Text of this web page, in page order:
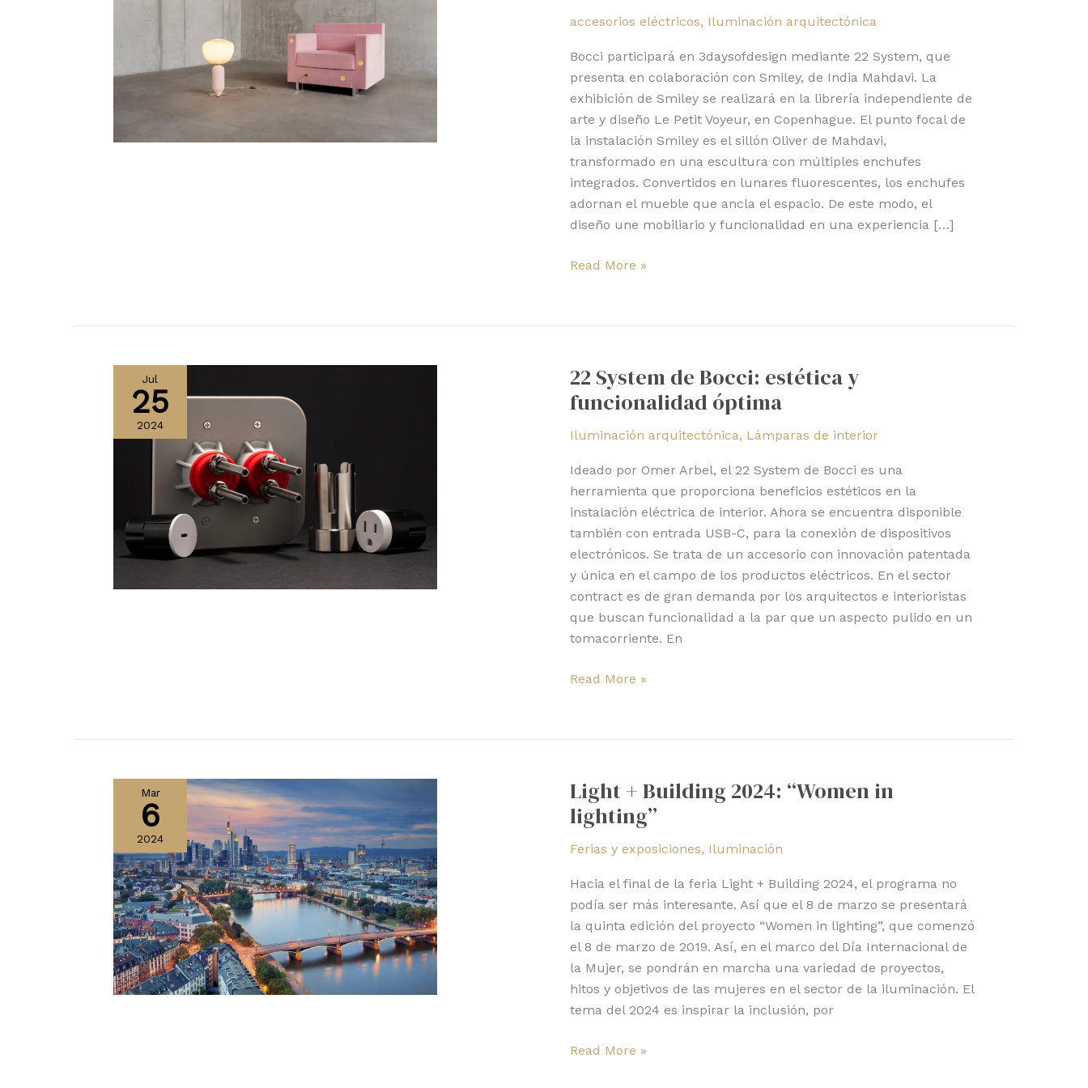
accesorios eléctricos, Iluminación arquitectónica
Bocci participará en 3daysofdesign mediante 22 System, que
presenta en colaboración con Smiley, de India Mahdavi. La
exhibición de Smiley se realizará en la librería independiente de
arte y diseño Le Petit Voyeur, en Copenhague. El punto focal de
la instalación Smiley es el sillón Oliver de Mahdavi,
transformado en una escultura con múltiples enchufes
integrados. Convertidos en lunares fluorescentes, los enchufes
adornan el mueble que ancla el espacio. De este modo, el
diseño une mobiliario y funcionalidad en una experiencia […]
3daysofdesign
Smiley
de
India
Mahdavi
Read More »
Jul
25
2024
22 System de Bocci: estética y
funcionalidad óptima
Iluminación arquitectónica, Lámparas de interior
Ideado por Omer Arbel, el 22 System de Bocci es una
herramienta que proporciona beneficios estéticos en la
instalación eléctrica de interior. Ahora se encuentra disponible
también con entrada USB-C, para la conexión de dispositivos
electrónicos. Se trata de un accesorio con innovación patentada
y única en el campo de los productos eléctricos. En el sector
contract es de gran demanda por los arquitectos e interioristas
que buscan funcionalidad a la par que un aspecto pulido en un
tomacorriente. En
de
Bocci:
y
funcionalidad
óptima
Read More »
Mar
6
2024
Light + Building 2024: “Women in
lighting”
Ferias y exposiciones, Iluminación
Hacia el final de la feria Light + Building 2024, el programa no
podía ser más interesante. Así que el 8 de marzo se presentará
la quinta edición del proyecto “Women in lighting”, que comenzó
el 8 de marzo de 2019. Así, en el marco del Día Internacional de
la Mujer, se pondrán en marcha una variedad de proyectos,
hitos y objetivos de las mujeres en el sector de la iluminación. El
tema del 2024 es inspirar la inclusión, por
Building
2024:
“Women
in
lighting”
Read More »